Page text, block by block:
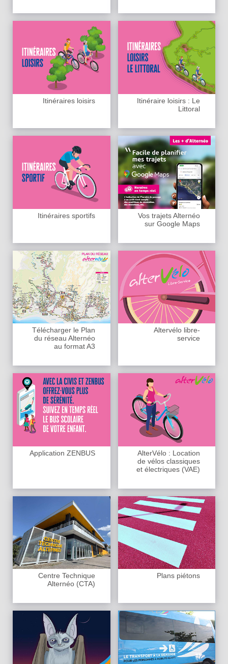
Itinéraires loisirs
Itinéraire loisirs : Le
Littoral
Itinéraires sportifs
Vos trajets Alternéo
sur Google Maps
Télécharger le Plan
du réseau Alternéo
au format A3
Altervélo libre-
service
Application ZENBUS
AlterVélo : Location
de vélos classiques
et électriques (VAE)
Centre Technique
Alternéo (CTA)
Plans piétons